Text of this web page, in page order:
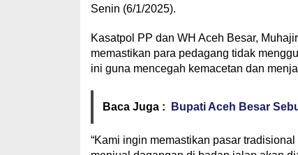
Senin (6/1/2025).
Kasatpol PP dan WH Aceh Besar,
memastikan para pedagang tidak
ini guna mencegah kemacetan dan
Baca Juga : Bupati Aceh Besar
“Kami ingin memastikan pasar